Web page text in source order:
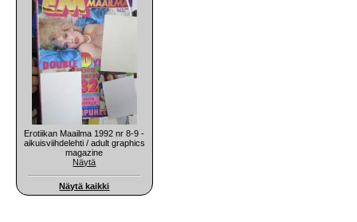
Erotiikan Maailma 1992 nr 8-9 -
aikuisviihdelehti / adult graphics
magazine
Näytä
Näytä kaikki